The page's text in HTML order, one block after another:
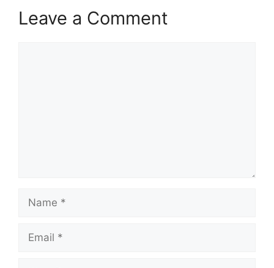
Leave a Comment